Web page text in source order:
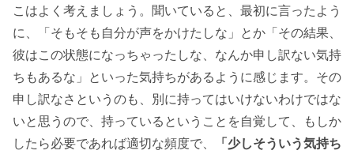
こはよく考えましょう。聞いていると、最初に言ったよう
に、「そもそも自分が声をかけたしな」とか「その結果、
彼はこの状態になっちゃったしな、なんか申し訳ない気持
ちもあるな」といった気持ちがあるように感じます。その
申し訳なさというのも、別に持ってはいけないわけではな
いと思うので、持っているということを自覚して、もしか
したら必要であれば適切な頻度で、
「少しそういう気持ち